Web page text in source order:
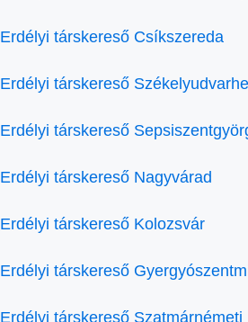
Erdélyi társkereső Csíkszereda
Erdélyi társkereső
Erdélyi társkereső
Erdélyi társkereső Nagyvárad
Erdélyi társkereső Kolozsvár
Erdélyi társkereső
Erdélyi társkereső Szatmárnémeti